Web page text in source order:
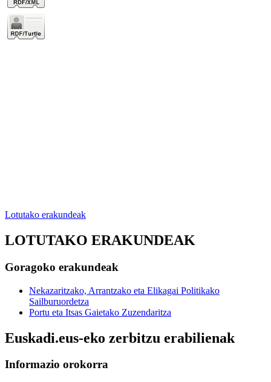
Lotutako erakundeak
LOTUTAKO ERAKUNDEAK
Goragoko erakundeak
Nekazaritzako, Arrantzako eta Elikagai Politikako
Sailburuordetza
Portu eta Itsas Gaietako Zuzendaritza
Euskadi.eus-eko zerbitzu erabilienak
Informazio orokorra